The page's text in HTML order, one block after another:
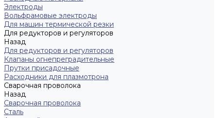
Электроды
Вольфрамовые электроды
Для машин термической резки
Для редукторов и регуляторов
Назад
Для редукторов и регуляторов
Клапаны огнепреградительные
Прутки присадочные
Расходники для плазмотрона
Сварочная проволока
Назад
Сварочная проволока
Сталь